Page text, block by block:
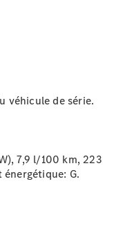
véhicule de série.
7,9 l/100 km, 223
énergétique: G.